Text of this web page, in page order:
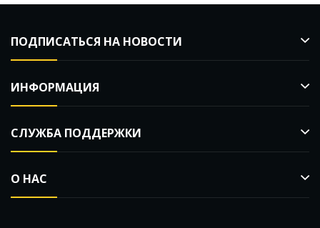
ПОДПИСАТЬСЯ НА НОВОСТИ
ИНФОРМАЦИЯ
СЛУЖБА ПОДДЕРЖКИ
О НАС